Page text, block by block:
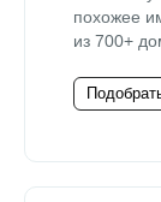
похожее
из 700+